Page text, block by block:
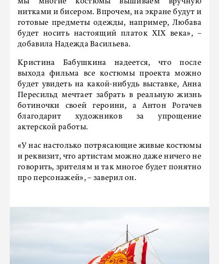
нитками и бисером. Впрочем, на экране будут и
готовые предметы одежды, например, Любава
будет носить настоящий платок ХIХ века», –
добавила Надежда Васильева.
Кристина Бабушкина надеется, что после
выхода фильма все костюмы проекта можно
будет увидеть на какой-нибудь выставке, Анна
Пересильд мечтает забрать в реальную жизнь
ботиночки своей героини, а Антон Рогачев
благодарит художников за упрощение
актерской работы.
«У нас настолько потрясающие живые костюмы
и реквизит, что артистам можно даже ничего не
говорить, зрителям и так многое будет понятно
про персонажей», – заверил он.